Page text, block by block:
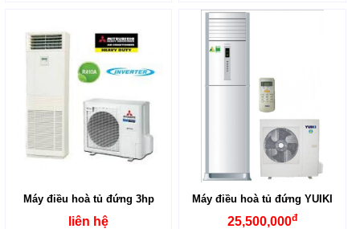
Máy điều hoà tủ đứng 3hp
liên hệ
Máy điều hoà tủ đứng YUIKI
25,500,000đ